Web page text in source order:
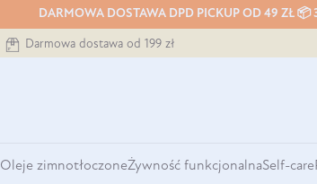
DARMOWA DOSTAWA DPD PICKUP OD 49 ZŁ 📦
Darmowa dostawa od 199 zł
Oleje zimnotłoczoneŻywność funkcjonalnaSelf-care